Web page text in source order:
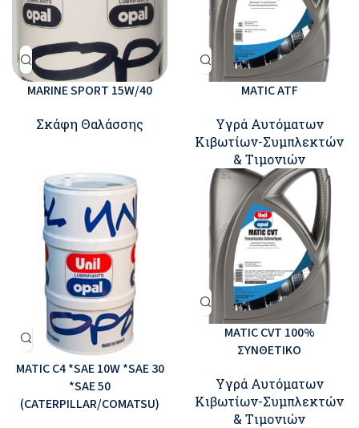
MARINE SPORT 15W/40
Σκάφη Θαλάσσης
MATIC ATF
Υγρά Αυτόματων
Κιβωτίων-Συμπλεκτών
& Tιμονιών
MATIC C4 *SAE 10W *SAE 30
*SAE 50
(CATERPILLAR/COMATSU)
MATIC CVT 100%
ΣΥΝΘΕΤΙΚΟ
Υγρά Αυτόματων
Κιβωτίων-Συμπλεκτών
& Tιμονιών